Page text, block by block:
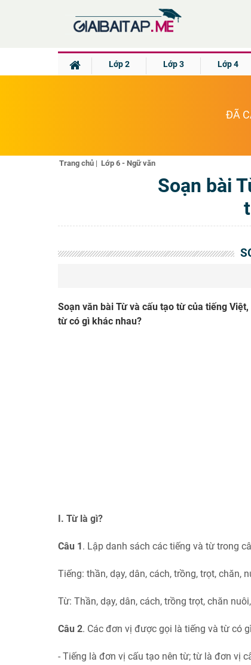
Lớp 2 Lớp 3 Lớp 4
ĐÃ
Trang chủ| Lớp 6 - Ngữ văn
Soạn bài
Soạn văn bài Từ và cấu tạo từ của tiếng
từ có gì khác nhau?
I. Từ là gì?
Câu 1. Lập danh sách các tiếng và từ trong
Tiếng: thần, dạy, dân, cách, trồng, trọt, chăn,
Từ: Thần, dạy, dân, cách, trồng trọt, chăn
Câu 2. Các đơn vị được gọi là tiếng và từ có
- Tiếng là đơn vị cấu tạo nên từ; từ là đơn vị